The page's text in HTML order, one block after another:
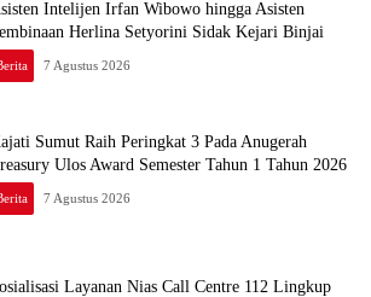
Intelijen Irfan Wibowo hingga Asisten
Herlina Setyorini Sidak Kejari Binjai
7 Agustus 2026
Sumut Raih Peringkat 3 Pada Anugerah
Ulos Award Semester Tahun 1 Tahun 2026
7 Agustus 2026
Layanan Nias Call Centre 112 Lingkup